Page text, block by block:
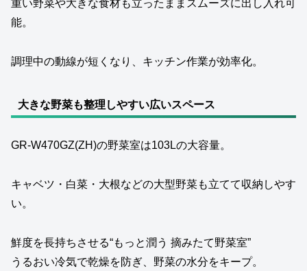
重い野菜や大きな食材も立ったままスムーズに出し入れ可
能。
調理中の動線が短くなり、キッチン作業が効率化。
大きな野菜も整理しやすい広いスペース
GR‑W470GZ(ZH)の野菜室は103Lの大容量。
キャベツ・白菜・大根などの大型野菜も立てて収納しやす
い。
鮮度を長持ちさせる“もっと潤う 摘みたて野菜室”
うるおい冷気で乾燥を防ぎ、野菜の水分をキープ。